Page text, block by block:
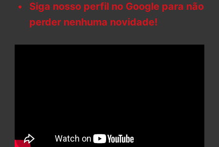
Siga nosso perfil no Google para não
perder nenhuma novidade!